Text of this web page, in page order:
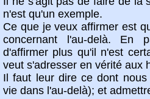
n'est qu'un exemple.
Ce que je veux affirmer est
concernant l'au-delà. En
d'affirmer plus qu'il n'est
veut s'adresser en vérité aux
Il faut leur dire ce dont
vie dans l'au-delà); et